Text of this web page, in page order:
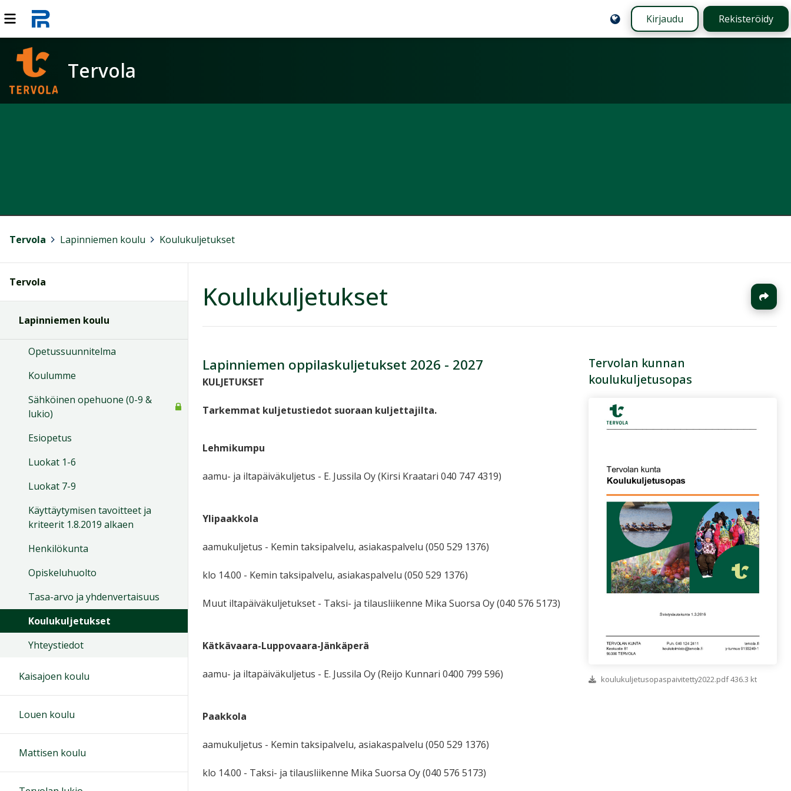
Kirjaudu Rekisteröidy
Tervola
Tervola Lapinniemen koulu Koulukuljetukset
Koulukuljetukset
Lapinniemen oppilaskuljetukset 2026 - 2027
KULJETUKSET
Tarkemmat kuljetustiedot suoraan kuljettajilta.
Lehmikumpu
aamu- ja iltapäiväkuljetus - E. Jussila Oy (Kirsi Kraatari 040 747 4319)
Ylipaakkola
aamukuljetus - Kemin taksipalvelu, asiakaspalvelu (050 529 1376)
klo 14.00 - Kemin taksipalvelu, asiakaspalvelu (050 529 1376)
Muut iltapäiväkuljetukset - Taksi- ja tilausliikenne Mika Suorsa Oy (040 576 5173)
Kätkävaara-Luppovaara-Jänkäperä
aamu- ja iltapäiväkuljetus - E. Jussila Oy (Reijo Kunnari 0400 799 596)
Paakkola
aamukuljetus - Kemin taksipalvelu, asiakaspalvelu (050 529 1376)
klo 14.00 - Taksi- ja tilausliikenne Mika Suorsa Oy (040 576 5173)
Tervolan kunnan
koulukuljetusopas
koulukuljetusopaspaivitetty2022.pdf 436.3 kt
Tervola
Lapinniemen koulu
Opetussuunnitelma
Koulumme
Sähköinen opehuone (0-9 &
lukio)
Esiopetus
Luokat 1-6
Luokat 7-9
Käyttäytymisen tavoitteet ja
kriteerit 1.8.2019 alkaen
Henkilökunta
Opiskeluhuolto
Tasa-arvo ja yhdenvertaisuus
Koulukuljetukset
Yhteystiedot
Kaisajoen koulu
Louen koulu
Mattisen koulu